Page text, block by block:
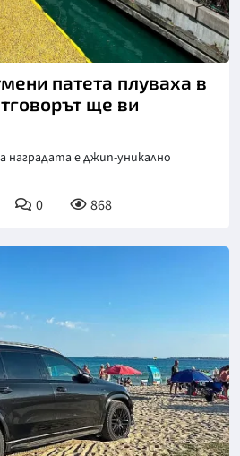
патета плуваха в
ще ви
наградата е джип-уникално
0 868